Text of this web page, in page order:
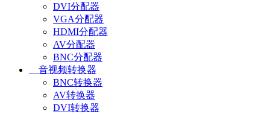
DVI分配器
VGA分配器
HDMI分配器
AV分配器
BNC分配器
音视频转换器
BNC转换器
AV转换器
DVI转换器